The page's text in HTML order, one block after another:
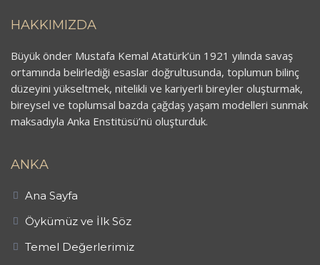
HAKKIMIZDA
Büyük önder Mustafa Kemal Atatürk’ün 1921 yılında savaş
ortamında belirlediği esaslar doğrultusunda, toplumun bilinç
düzeyini yükseltmek, nitelikli ve kariyerli bireyler oluşturmak,
bireysel ve toplumsal bazda çağdaş yaşam modelleri sunmak
maksadıyla Anka Enstitüsü’nü oluşturduk.
ANKA
Ana Sayfa
Öykümüz ve İlk Söz
Temel Değerlerimiz